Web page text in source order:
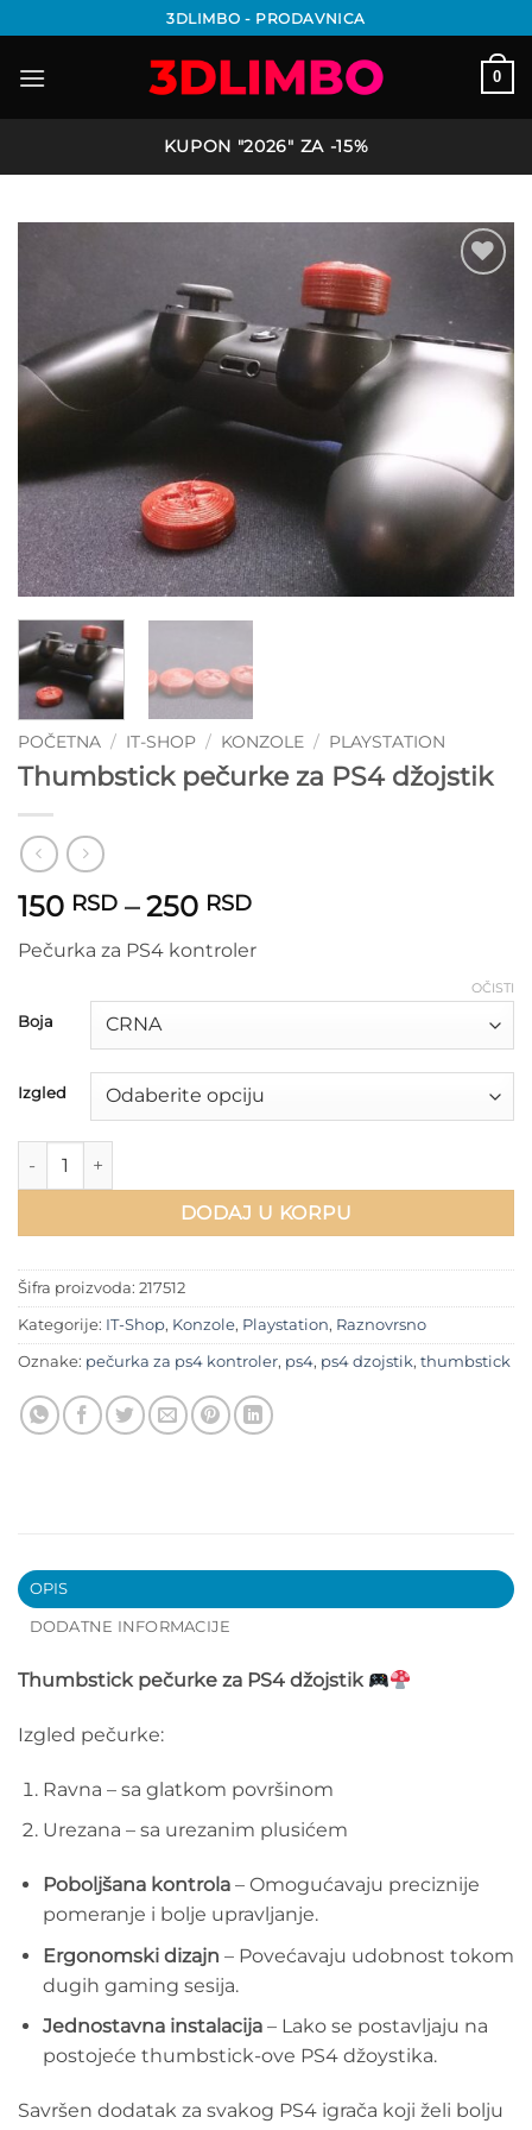
na
sadržaj
3DLIMBO - PRODAVNICA
0
KUPON "2026" ZA -15%
wishlist
POČETNA / IT-SHOP / KONZOLE / PLAYSTATION
Thumbstick pečurke za PS4 džojstik
150 RSD – 250 RSDRaspon
od
250 RSD
Pečurka za PS4 kontroler
Boja
Izgled
OČISTI
Thumbstick pečurke za PS4 džojstik količina
DODAJ U KORPU
Šifra proizvoda: 217512
Kategorije: IT-Shop, Konzole, Playstation, Raznovrsno
Oznake: pečurka za ps4 kontroler, ps4, ps4 dzojstik, thumbstick
OPIS
DODATNE INFORMACIJE
Thumbstick pečurke za PS4 džojstik
Izgled pečurke:
Ravna – sa glatkom površinom
Urezana – sa urezanim plusićem
Poboljšana kontrola– Omogućavaju preciznije
pomeranje i bolje upravljanje.
Ergonomski dizajn – Povećavaju udobnost tokom
dugih gaming sesija.
Jednostavna instalacija– Lako se postavljaju na
postojeće thumbstick-ove PS4 džoystika.
Savršen dodatak za svakog PS4 igrača koji želi bolju